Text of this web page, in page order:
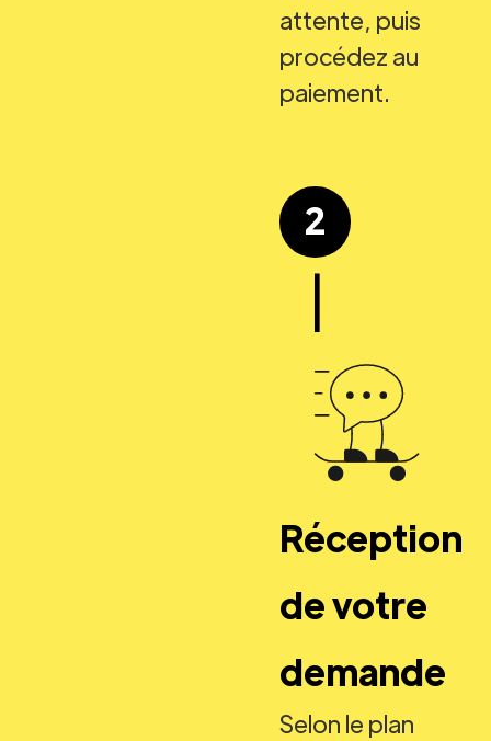
attente, puis
procédez au
paiement.
2
|
Réception
de votre
demande
Selon le plan